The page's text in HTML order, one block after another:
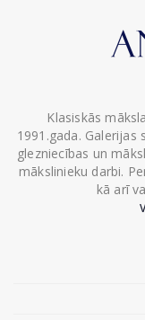
Klasiskās
1991.gada. Galerijas
glezniecības un
mākslinieku darbi.
kā arī